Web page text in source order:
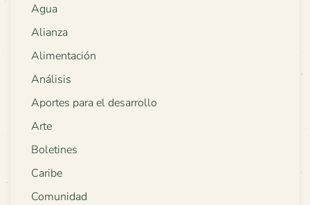
Agua
Alianza
Alimentación
Análisis
Aportes para el desarrollo
Arte
Boletines
Caribe
Comunidad